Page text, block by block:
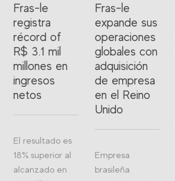
Fras-le
registra
récord of
R$ 3.1 mil
millones en
ingresos
netos
El resultado es
18% superior al
alcanzado en
Fras-le
expande sus
operaciones
globales con
adquisición
de empresa
en el Reino
Unido
Empresa
brasileña